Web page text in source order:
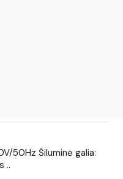
50Hz Šiluminė galia:
..